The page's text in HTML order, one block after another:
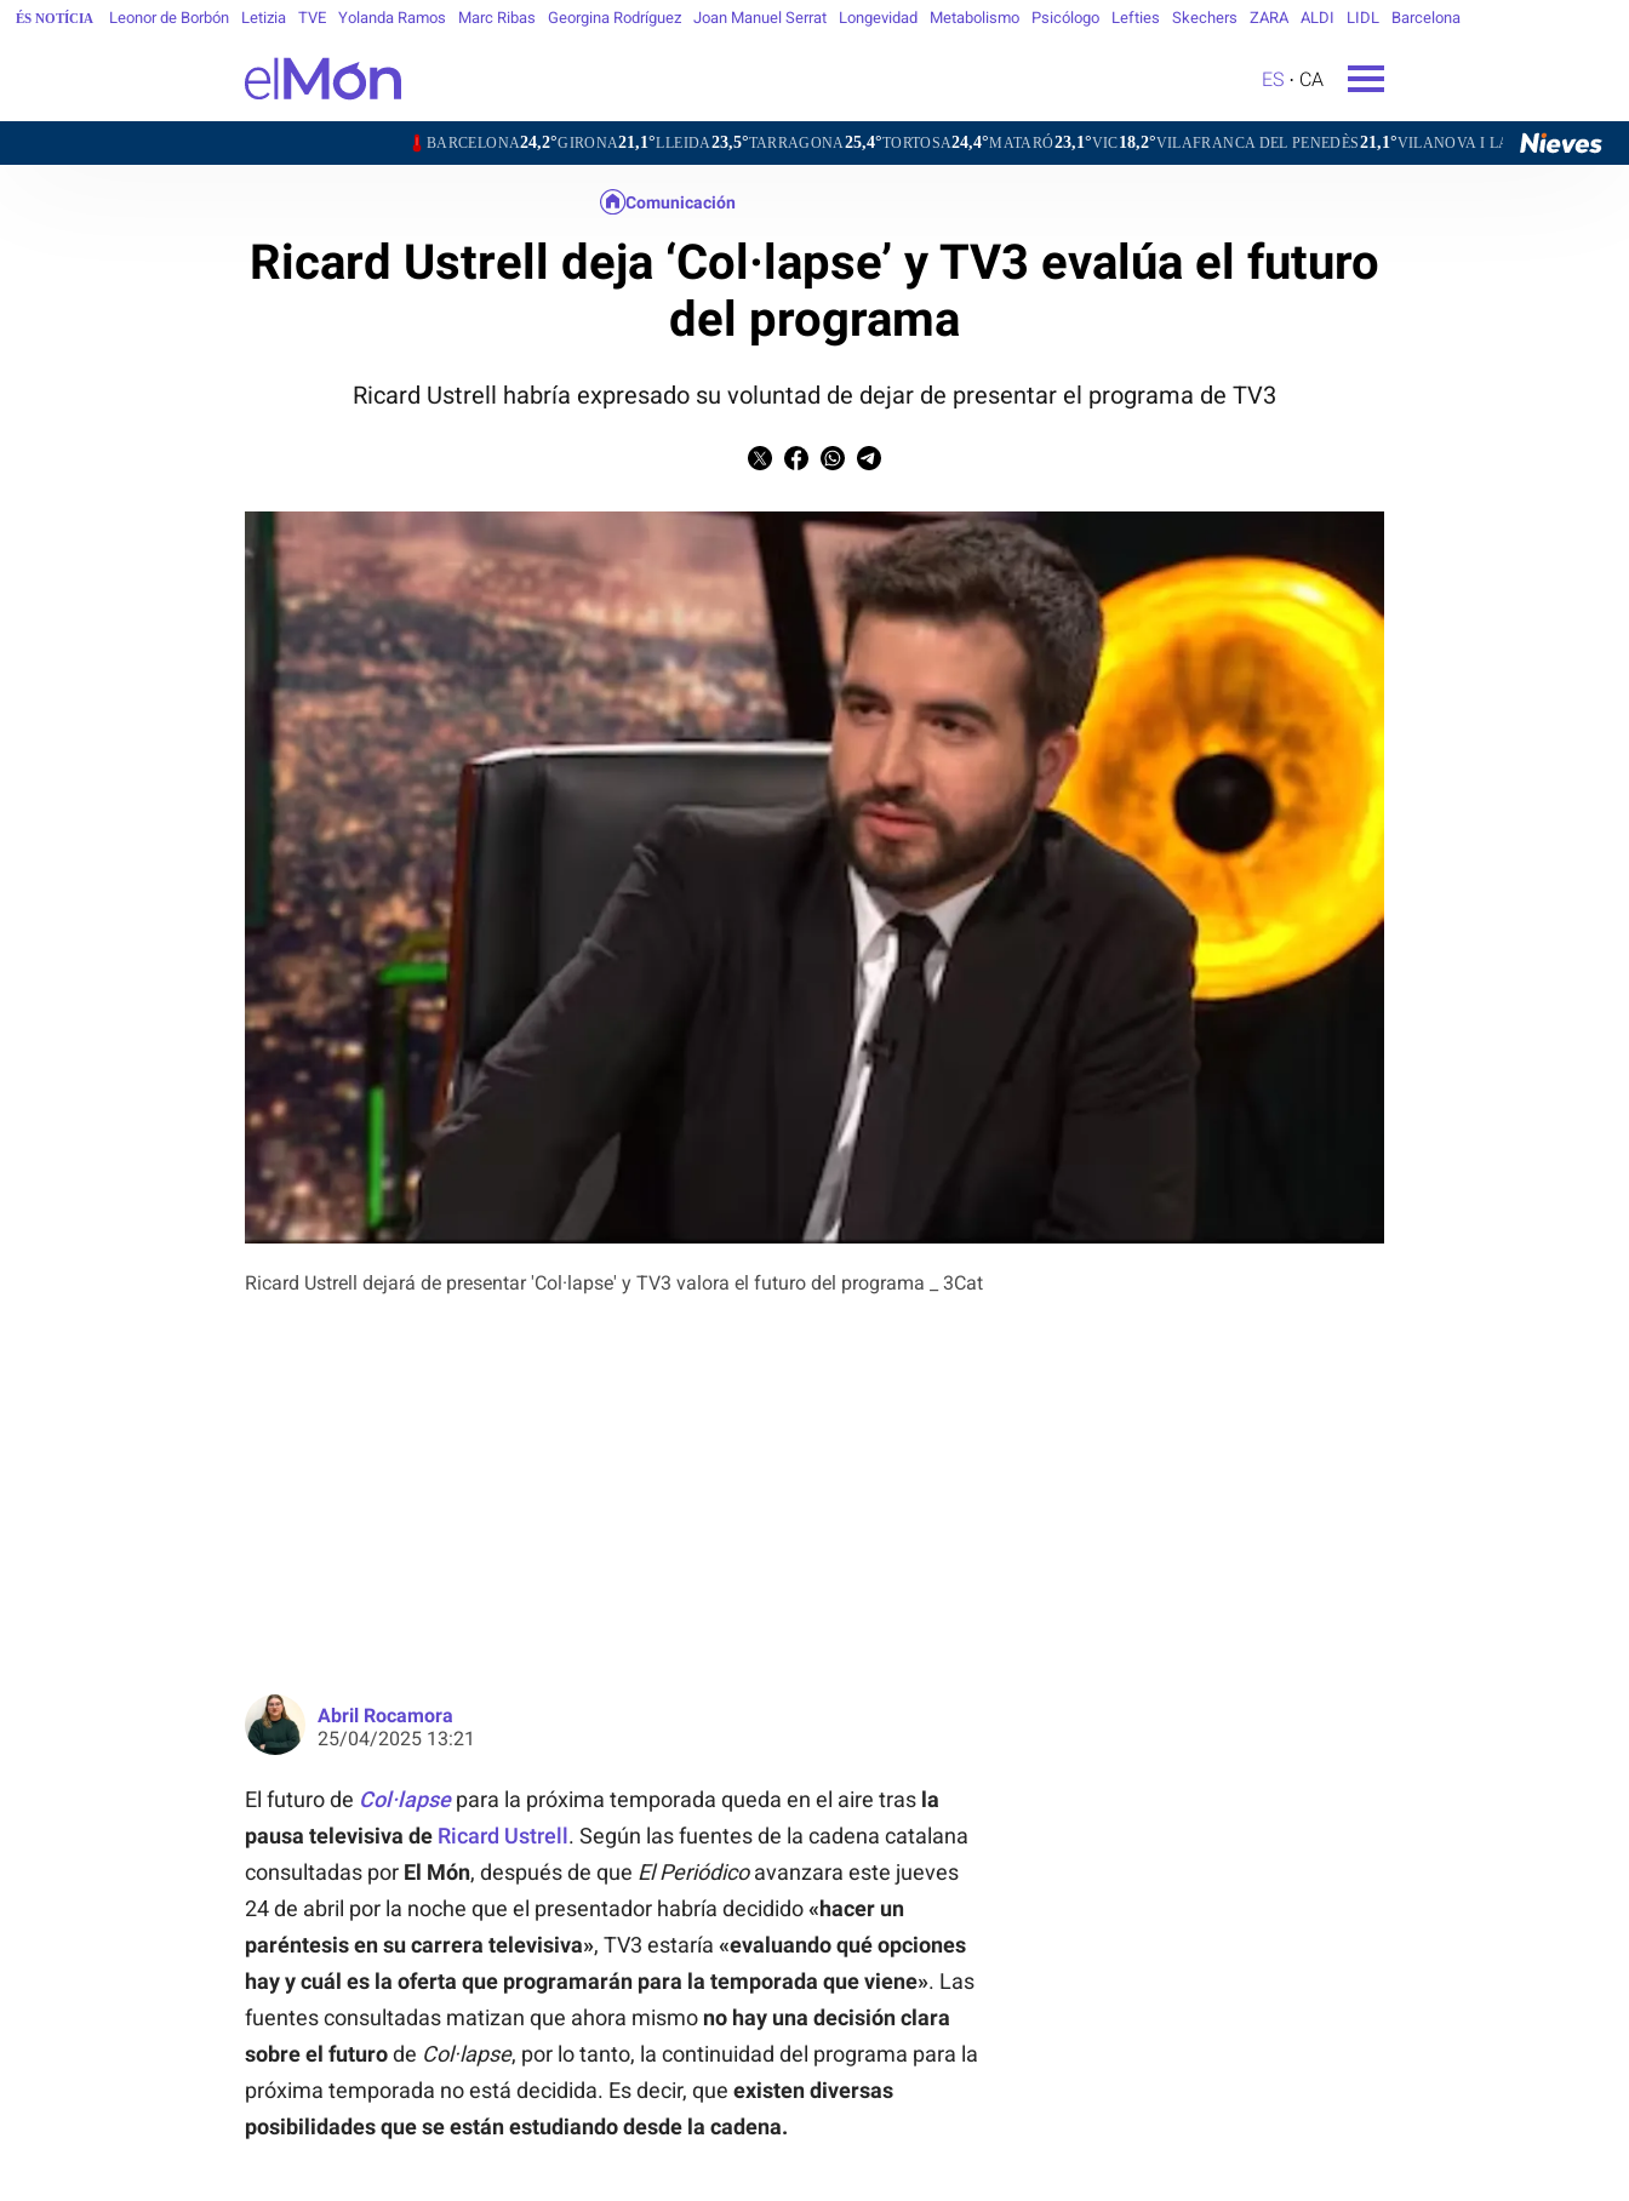
ÉS NOTÍCIA Leonor de Borbón Letizia TVE Yolanda Ramos Marc Ribas Georgina Rodríguez Joan Manuel Serrat Longevidad Metabolismo Psicólogo Lefties Skechers ZARA ALDI LIDL Barcelona
ES CA
24,2°GIRONA21,1°LLEIDA23,5°TARRAGONA25,4°TORTOSA24,4°MATARÓ23,1°VIC18,2°VILAFRANCA DEL PENEDÈS21,1°VILANOVA I LA GELTRÚ23,9°LA SEU D'URGELL
Ricard Ustrell dejará de presentar 'Col·lapse' y TV3 valora el futuro del programa _ 3Cat
Comunicación
Ricard Ustrell deja ‘Col·lapse’ y TV3 evalúa el futuro
del programa
Ricard Ustrell habría expresado su voluntad de dejar de presentar el programa de TV3
Abril Rocamora
25/04/2025 13:21
El futuro de Col·lapsepara la próxima temporada queda en el aire trasla
pausa televisiva de Ricard Ustrell. Según las fuentes de la cadena catalana
consultadas por El Món, después de que El Periódicoavanzara este jueves
24 de abril por la noche que el presentador habría decidido«hacer un
paréntesis en su carrera televisiva», TV3 estaría «evaluando qué opciones
hay y cuál es la oferta que programarán para la temporada que viene». Las
fuentes consultadas matizan que ahora mismo no hay una decisión clara
sobre el futurode Col·lapse, por lo tanto, la continuidad del programa para la
próxima temporada no está decidida. Es decir, que existen diversas
posibilidades que se están estudiando desde la cadena.